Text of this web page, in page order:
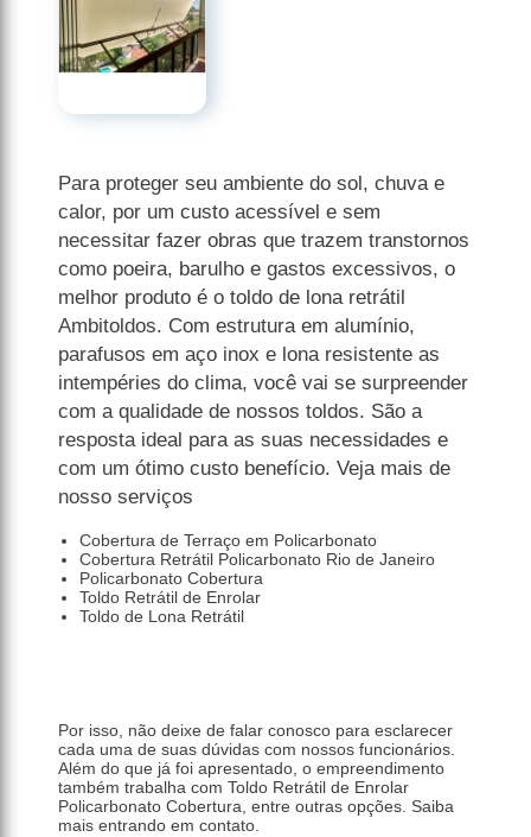
Para proteger seu ambiente do sol, chuva e
calor, por um custo acessível e sem
necessitar fazer obras que trazem transtornos
como poeira, barulho e gastos excessivos, o
melhor produto é o toldo de lona retrátil
Ambitoldos. Com estrutura em alumínio,
parafusos em aço inox e lona resistente as
intempéries do clima, você vai se surpreender
com a qualidade de nossos toldos. São a
resposta ideal para as suas necessidades e
com um ótimo custo benefício. Veja mais de
nosso serviços
Cobertura de Terraço em Policarbonato
Cobertura Retrátil Policarbonato Rio de Janeiro
Policarbonato Cobertura
Toldo Retrátil de Enrolar
Toldo de Lona Retrátil
Por isso, não deixe de falar conosco para esclarecer
cada uma de suas dúvidas com nossos funcionários.
Além do que já foi apresentado, o empreendimento
também trabalha com Toldo Retrátil de Enrolar
Policarbonato Cobertura, entre outras opções. Saiba
mais entrando em contato.